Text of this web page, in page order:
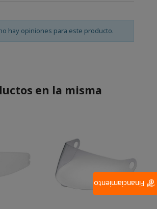
hay opiniones para este producto.
en la misma
Financiamiento